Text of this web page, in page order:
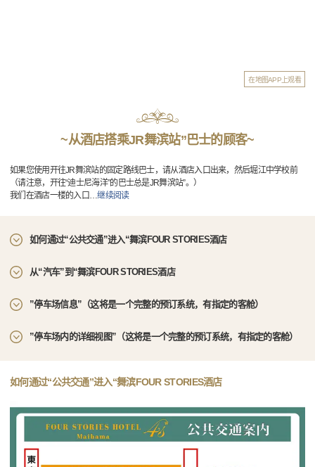
在地图APP上观看
~从酒店搭乘JR舞滨站”巴士的顾客~
如果您使用开往JR舞滨站的固定路线巴士，请从酒店入口出来，然后堀江中学校前
（请注意，开往“迪士尼海洋”的巴士总是JR舞滨站”。）
我们在酒店一楼的入口…继续阅读
如何通过“公共交通”进入“舞滨FOUR STORIES酒店
从“汽车”到“舞滨FOUR STORIES酒店
”停车场信息”（这将是一个完整的预订系统，有指定的客舱）
”停车场内的详细视图”（这将是一个完整的预订系统，有指定的客舱）
如何通过“公共交通”进入“舞滨FOUR STORIES酒店